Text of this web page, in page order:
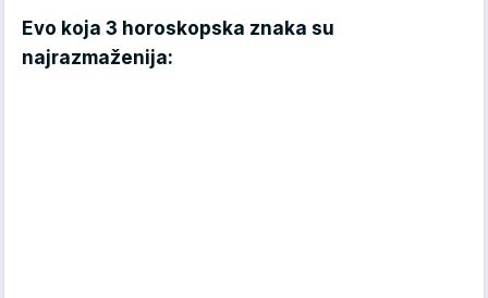
Evo koja 3 horoskopska znaka su
najrazmaženija: